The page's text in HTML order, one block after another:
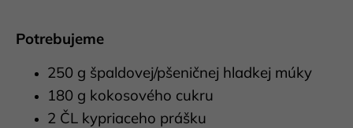
Potrebujeme
250 g špaldovej/pšeničnej hladkej múky
180 g kokosového cukru
2 ČL kypriaceho prášku
PREDNÁŠKA A CUPPING
50 €